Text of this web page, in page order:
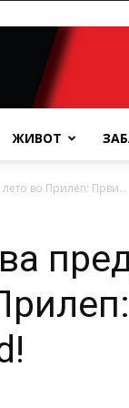
ЖИВОТ
во Прилеп: Први...